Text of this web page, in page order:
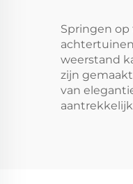
Springen
weerstand
zijn
van